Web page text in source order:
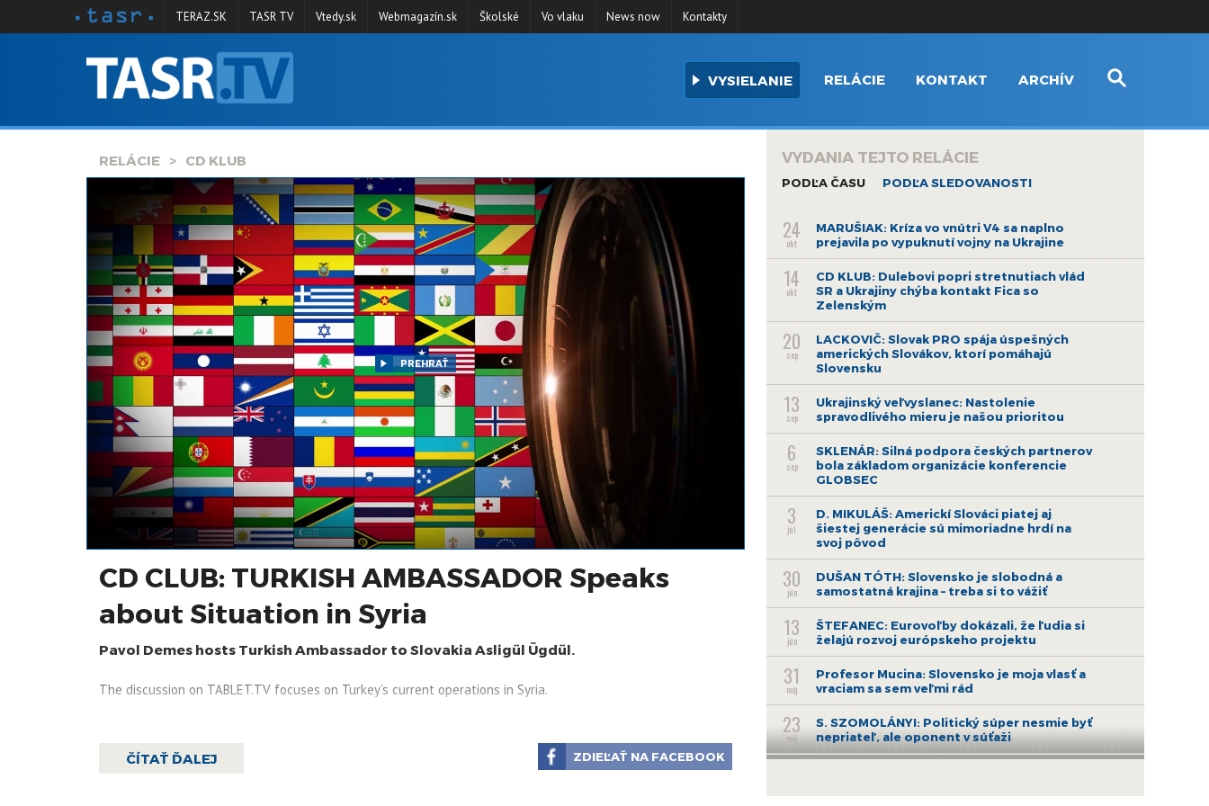
SPRAVODAJSTVO
TERAZ.SK TASR TV Vtedy.sk Webmagazín.sk Školské Vo vlaku News now Kontakty
VYSIELANIE RELÁCIE KONTAKT ARCHÍV
RELÁCIE CD KLUB
PREHRAŤ
CD CLUB: TURKISH AMBASSADOR Speaks
about Situation in Syria
Pavol Demes hosts Turkish Ambassador to Slovakia Asligül Ügdül.
The discussion on TABLET.TV focuses on Turkey’s current operations in Syria.
ČÍTAŤ ĎALEJ ZDIEĽAŤ NA FACEBOOK
VYDANIA TEJTO RELÁCIE
PODĽA ČASU PODĽA SLEDOVANOSTI
24
okt
MARUŠIAK: Kríza vo vnútri V4 sa naplno
prejavila po vypuknutí vojny na Ukrajine
14
okt
CD KLUB: Dulebovi popri stretnutiach vlád
SR a Ukrajiny chýba kontakt Fica so
Zelenským
20
sep
LACKOVIČ: Slovak PRO spája úspešných
amerických Slovákov, ktorí pomáhajú
Slovensku
13
sep
Ukrajinský veľvyslanec: Nastolenie
spravodlivého mieru je našou prioritou
6
sep
SKLENÁR: Silná podpora českých partnerov
bola základom organizácie konferencie
GLOBSEC
3
júl
D. MIKULÁŠ: Americkí Slováci piatej aj
šiestej generácie sú mimoriadne hrdí na
svoj pôvod
30
jún
DUŠAN TÓTH: Slovensko je slobodná a
samostatná krajina – treba si to vážiť
13
jún
ŠTEFANEC: Eurovoľby dokázali, že ľudia si
želajú rozvoj európskeho projektu
31
máj
Profesor Mucina: Slovensko je moja vlasť a
vraciam sa sem veľmi rád
23
máj
S. SZOMOLÁNYI: Politický súper nesmie byť
nepriateľ, ale oponent v súťaži